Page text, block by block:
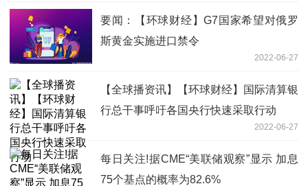
要闻：【环球财经】G7国家希望对俄罗
斯黄金实施进口禁令
2022-06-27
【全球播资讯】【环球财经】国际清算银
行总干事呼吁各国央行快速采取行动
2022-06-27
每日关注!据CME“美联储观察”显示 加息
75个基点的概率为82.6%